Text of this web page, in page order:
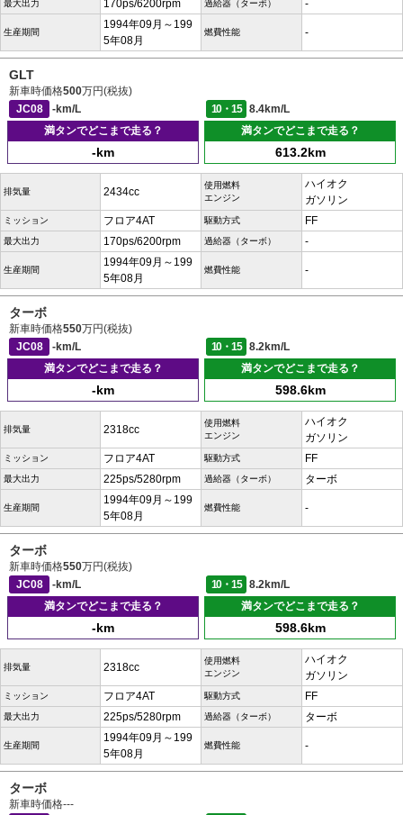
最大出力 170ps/6200rpm 過給器（ターボ） -
生産期間
1994年09月～199
5年08月
燃費性能 -
GLT
新車時価格500万円(税抜)
JC08
-km/L 10・15
8.4km/L
満タンでどこまで走る？
-km
満タンでどこまで走る？
613.2km
排気量 2434cc
使用燃料
エンジン
ハイオク
ガソリン
ミッション フロア4AT 駆動方式 FF
最大出力 170ps/6200rpm 過給器（ターボ） -
生産期間
1994年09月～199
5年08月
燃費性能 -
ターボ
新車時価格550万円(税抜)
JC08
-km/L 10・15
8.2km/L
満タンでどこまで走る？
-km
満タンでどこまで走る？
598.6km
排気量 2318cc
使用燃料
エンジン
ハイオク
ガソリン
ミッション フロア4AT 駆動方式 FF
最大出力 225ps/5280rpm 過給器（ターボ） ターボ
生産期間
1994年09月～199
5年08月
燃費性能 -
ターボ
新車時価格550万円(税抜)
JC08
-km/L 10・15
8.2km/L
満タンでどこまで走る？
-km
満タンでどこまで走る？
598.6km
排気量 2318cc
使用燃料
エンジン
ハイオク
ガソリン
ミッション フロア4AT 駆動方式 FF
最大出力 225ps/5280rpm 過給器（ターボ） ターボ
生産期間
1994年09月～199
5年08月
燃費性能 -
ターボ
新車時価格---